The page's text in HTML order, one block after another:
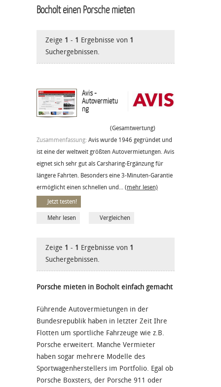
Bocholt einen Porsche mieten
Zeige 1 - 1 Ergebnisse von 1
Suchergebnissen.
Avis -
Autovermietu
ng
(Gesamtwertung)
Zusammenfassung: Avis wurde 1946 gegründet und
ist eine der weltweit größten Autovermietungen. Avis
eignet sich sehr gut als Carsharing-Ergänzung für
längere Fahrten. Besonders eine 3-Minuten-Garantie
ermöglicht einen schnellen und... (mehr lesen)
Jetzt testen!
Mehr lesen Vergleichen
Zeige 1 - 1 Ergebnisse von 1
Suchergebnissen.
Porsche mieten in Bocholt einfach gemacht
Führende Autovermietungen in der
Bundesrepublik haben in letzter Zeit Ihre
Flotten um sportliche Fahrzeuge wie z.B.
Porsche erweitert. Manche Vermieter
haben sogar mehrere Modelle des
Sportwagenherstellers im Portfolio. Egal ob
Porsche Boxsters, der Porsche 911 oder